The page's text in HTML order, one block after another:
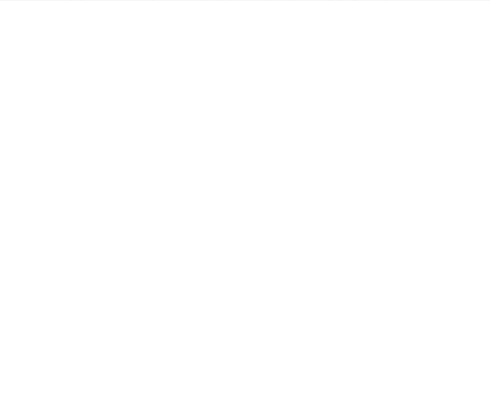
Wartość zlecenia:Całość zadania: 468,5 mln PLN